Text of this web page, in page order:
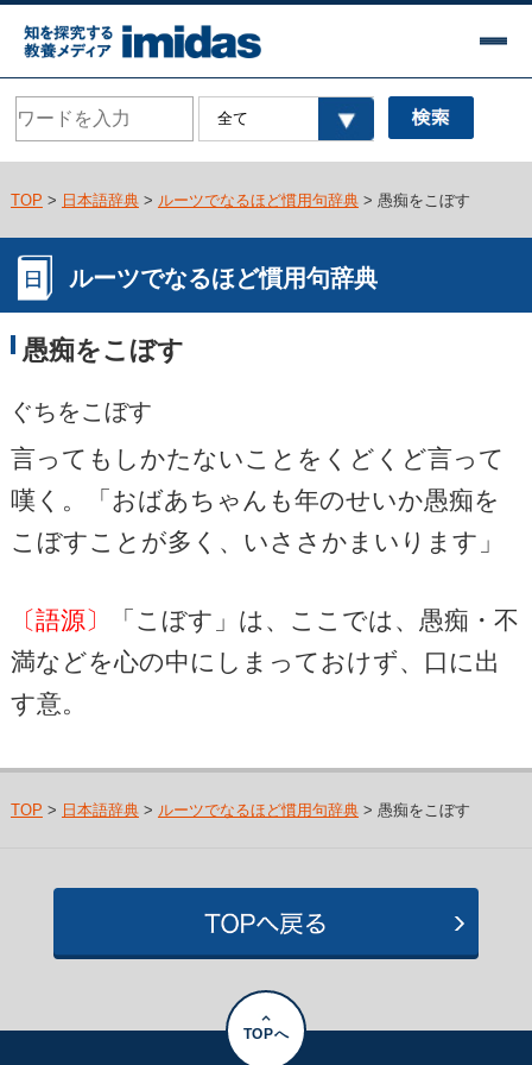
TOP > 日本語辞典> ルーツでなるほど慣用句辞典> 愚痴をこぼす
ルーツでなるほど慣用句辞典
愚痴をこぼす
ぐちをこぼす
言ってもしかたないことをくどくど言って
嘆く。「おばあちゃんも年のせいか愚痴を
こぼすことが多く、いささかまいります」
〔語源〕
「こぼす」は、ここでは、愚痴・不
満などを心の中にしまっておけず、口に出
す意。
TOP > 日本語辞典> ルーツでなるほど慣用句辞典> 愚痴をこぼす
TOPへ